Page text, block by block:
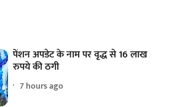
पेंशन अपडेट के नाम पर वृद्ध से 16 लाख
रुपये की ठगी
7 hours ago